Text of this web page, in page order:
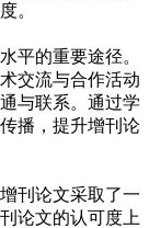
。
平的重要途径。
交流与合作活动
与联系。通过学
播，提升增刊论
刊论文采取了一
论文的认可度上